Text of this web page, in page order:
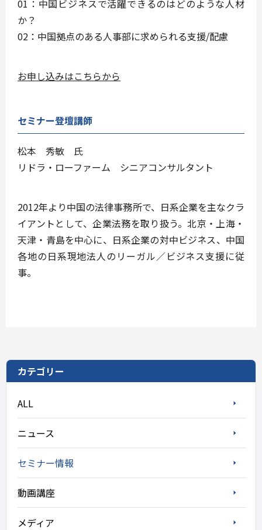
01：中国ビジネスで活躍できるのはどのような人材
か？
02：中国拠点のある人事部に求められる支援/配慮
お申し込みはこちらから
セミナー登壇講師
松本 秀敏 氏
リドラ・ローファーム シニアコンサルタント
2012年より中国の法律事務所で、日系企業を主なクラ
イアントとして、企業法務を取り扱う。北京・上海・
天津・青島を中心に、日系企業の対中ビジネス、中国
各地の日系現地法人のリーガル／ビジネス支援に従
事。
カテゴリー
ALL
ニュース
セミナー情報
動画講座
メディア